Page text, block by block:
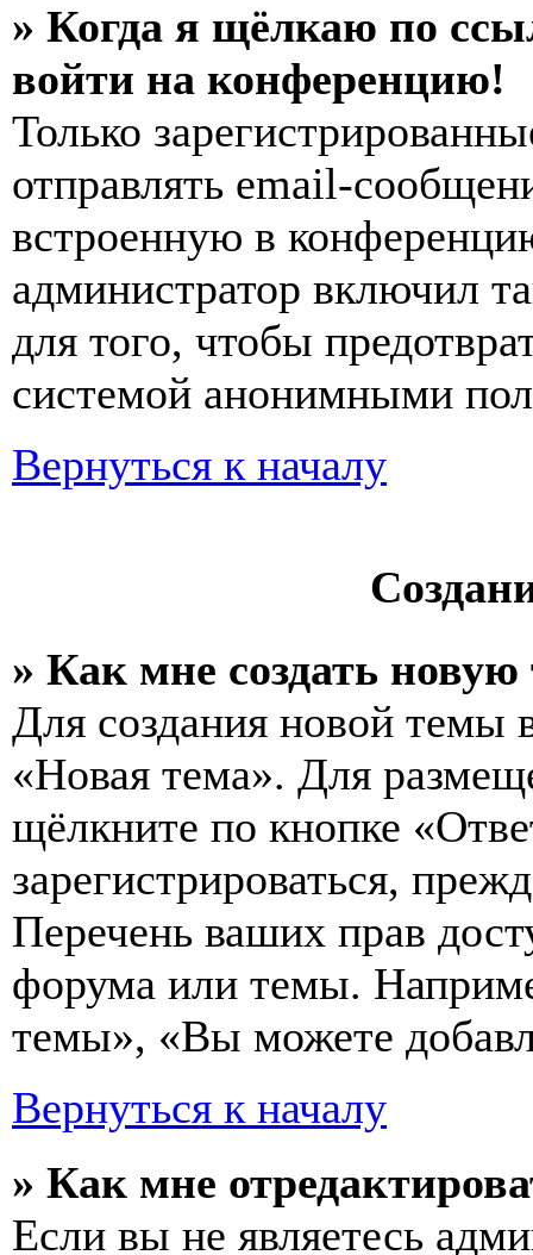
» Когда я щёлкаю по
войти на конференцию!
Только
отправлять email-
встроенную в
администратор включил
для того, чтобы
системой анонимными
Вернуться к началу
» Как мне создать
Для создания новой темы
«Новая тема». Для
щёлкните по кнопке
зарегистрироваться,
Перечень ваших прав
форума или темы.
темы», «Вы можете
Вернуться к началу
» Как мне
Если вы не являетесь